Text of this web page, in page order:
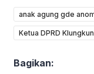
anak agung gde
Ketua DPRD
Bagikan: